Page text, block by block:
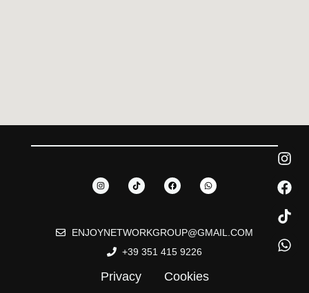
ENJOYNETWORKGROUP@GMAIL.COM
+39 351 415 9226
Privacy Cookies